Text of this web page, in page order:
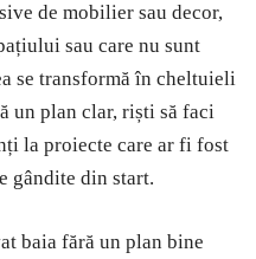
de mobilier sau decor,
sau care nu sunt
se transformă în cheltuieli
un plan clar, riști să faci
la proiecte care ar fi fost
gândite din start.
baia fără un plan bine